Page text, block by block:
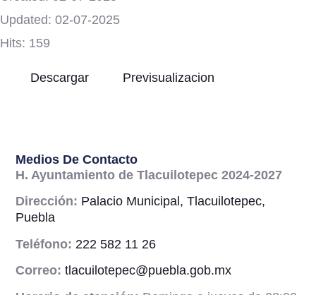
Updated: 02-07-2025
Hits: 159
Descargar Previsualizacion
Medios De Contacto
H. Ayuntamiento de Tlacuilotepec 2024-2027
Dirección: Palacio Municipal, Tlacuilotepec,
Puebla
Teléfono: 222 582 11 26
Correo: tlacuilotepec@puebla.gob.mx